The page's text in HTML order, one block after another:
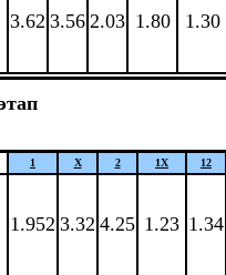
3.62 3.56 2.03 1.80 1.30
1 X 2 1X 12
1.952 3.32 4.25 1.23 1.34